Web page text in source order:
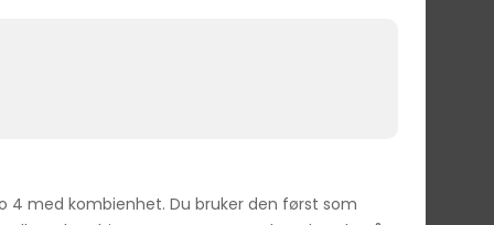
4 med kombienhet. Du bruker den først som